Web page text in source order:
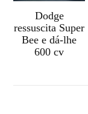
Dodge
ressuscita Super
Bee e dá-lhe
600 cv